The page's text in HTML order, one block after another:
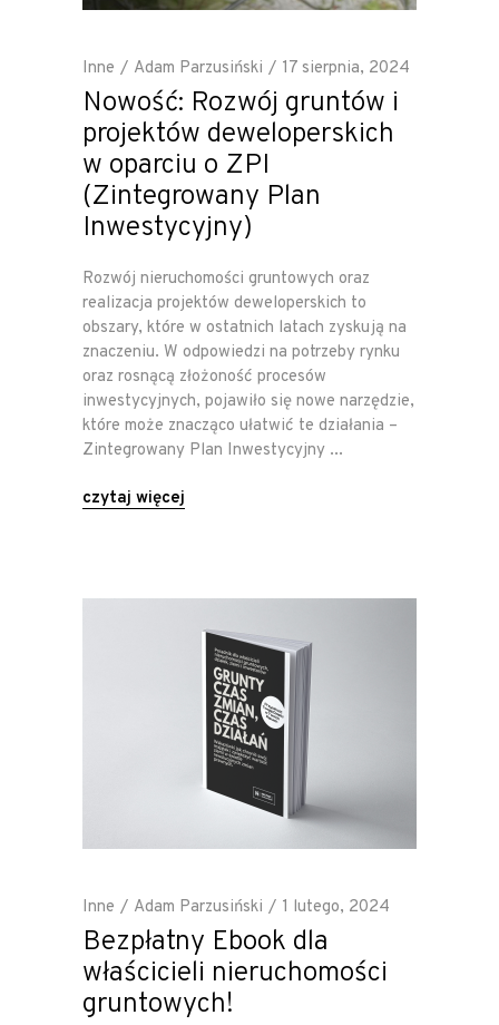
Inne Adam Parzusiński 17 sierpnia, 2024
Nowość: Rozwój gruntów i
projektów deweloperskich
w oparciu o ZPI
(Zintegrowany Plan
Inwestycyjny)
Rozwój nieruchomości gruntowych oraz
realizacja projektów deweloperskich to
obszary, które w ostatnich latach zyskują na
znaczeniu. W odpowiedzi na potrzeby rynku
oraz rosnącą złożoność procesów
inwestycyjnych, pojawiło się nowe narzędzie,
które może znacząco ułatwić te działania –
Zintegrowany Plan Inwestycyjny
czytaj więcej
Inne Adam Parzusiński 1 lutego, 2024
Bezpłatny Ebook dla
właścicieli nieruchomości
gruntowych!